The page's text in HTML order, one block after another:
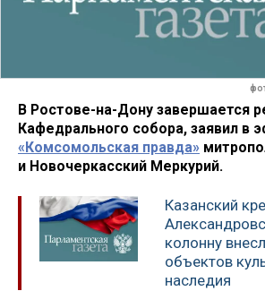
В Ростове-на-Дону завершается
Кафедрального собора, заявил в
«Комсомольская правда»
и Новочеркасский Меркурий.
Казанский
колонну
объектов
наследия